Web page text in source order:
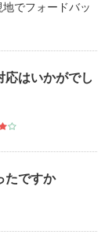
でフォードバッ
応はいかがでし
たですか